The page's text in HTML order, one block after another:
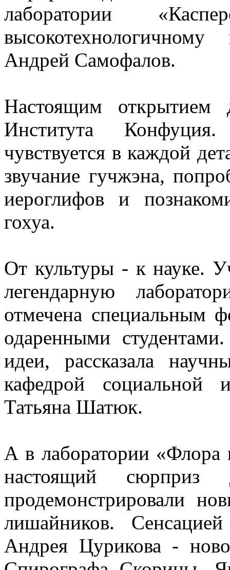
лаборатории
Андрей Самофалов.
Настоящим открытием
Института
чувствуется в каждой
звучание гучжэна,
иероглифов и
гохуа.
От культуры - к науке.
легендарную
отмечена специальным
одаренными
идеи, рассказала
кафедрой социальной
Татьяна Шатюк.
А в лаборатории «Флора
настоящий
продемонстрировали
лишайников.
Андрея Цурикова -